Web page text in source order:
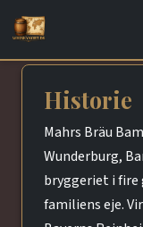
Historie
Mahrs Bräu
Wunderburg,
bryggeriet i fire
familiens eje.